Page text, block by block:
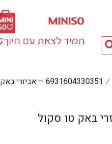
חיפוש
מוצרים...
6931604330351 – אביזרי באק